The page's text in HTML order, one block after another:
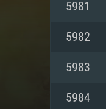
5981
5982
5983
5984